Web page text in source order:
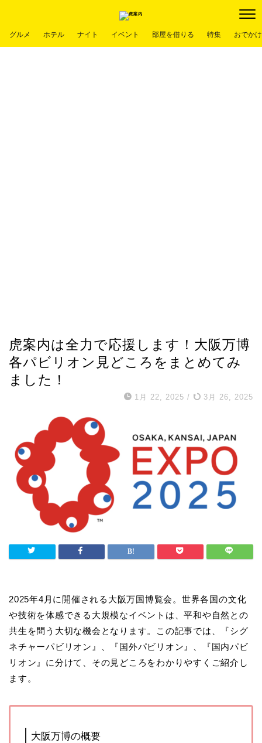
グルメ ホテル ナイト イベント 部屋を借りる 特集 おでか
虎案内は全力で応援します！大阪万博
各パビリオン見どころをまとめてみ
ました！
1月 22, 2025 / 3月 26, 2025
2025年4月に開催される大阪万国博覧会。世界各国の文化
や技術を体感できる大規模なイベントは、平和や自然との
共生を問う大切な機会となります。この記事では、『シグ
ネチャーパビリオン』、『国外パビリオン』、『国内パビ
リオン』に分けて、その見どころをわかりやすくご紹介し
ます。
大阪万博の概要